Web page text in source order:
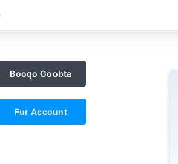
Booqo Goobta
Fur Account